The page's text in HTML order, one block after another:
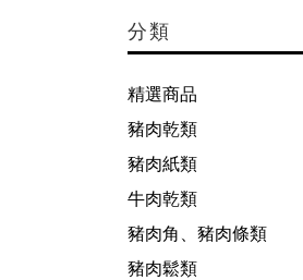
分類
精選商品
豬肉乾類
豬肉紙類
牛肉乾類
豬肉角、豬肉條類
豬肉鬆類